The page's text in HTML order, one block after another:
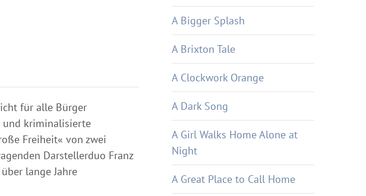
für alle Bürger
und kriminalisierte
Freiheit« von zwei
Darstellerduo Franz
lange Jahre
A Bigger Splash
A Brixton Tale
A Clockwork Orange
A Dark Song
A Girl Walks Home Alone at
Night
A Great Place to Call Home